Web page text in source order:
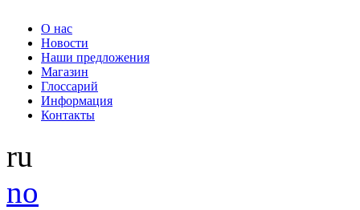
О нас
Новости
Наши предложения
Магазин
Глоссарий
Информация
Контакты
ru
no